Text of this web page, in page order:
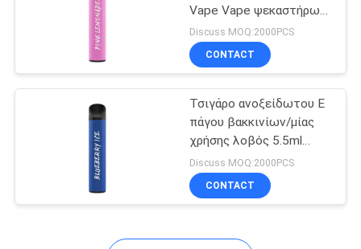
Εξαρτήσεις
εκκινητών
συστημάτων λοβών
Vape Vape ψεκαστήρων
cOem
Discuss MOQ:2000PCS
CONTACT
Τσιγάρο ανοξείδωτου Ε
πάγου βακκινίων/μίας
χρήσης λοβός 5.5ml
850mAh
Discuss MOQ:2000PCS
CONTACT